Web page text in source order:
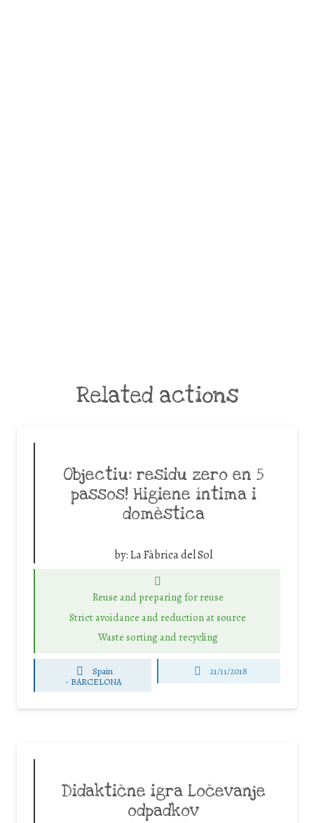
Related actions
Objectiu: residu zero en 5
passos! Higiene íntima i
domèstica
by:La Fàbrica del Sol
Reuse and preparing for reuse
Strict avoidance and reduction at source
Waste sorting and recycling
Spain
- BARCELONA
21/11/2018
Didaktične igra Ločevanje
odpadkov